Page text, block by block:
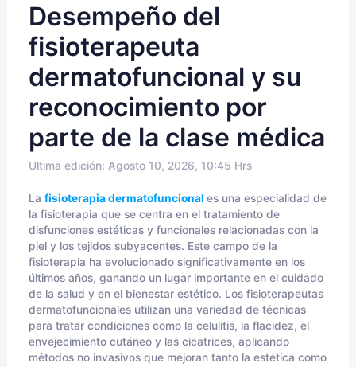
Desempeño del
fisioterapeuta
dermatofuncional y su
reconocimiento por
parte de la clase médica
Ultima edición: Agosto 10, 2026, 10:45 Hrs
La fisioterapia dermatofuncional es una especialidad de
la fisioterapia que se centra en el tratamiento de
disfunciones estéticas y funcionales relacionadas con la
piel y los tejidos subyacentes. Este campo de la
fisioterapia ha evolucionado significativamente en los
últimos años, ganando un lugar importante en el cuidado
de la salud y en el bienestar estético. Los fisioterapeutas
dermatofuncionales utilizan una variedad de técnicas
para tratar condiciones como la celulitis, la flacidez, el
envejecimiento cutáneo y las cicatrices, aplicando
métodos no invasivos que mejoran tanto la estética como